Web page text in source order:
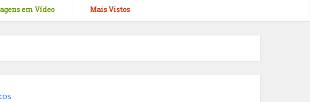
em Vídeo Mais Vistos